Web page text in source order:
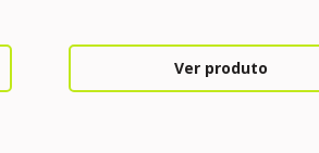
Ver produto